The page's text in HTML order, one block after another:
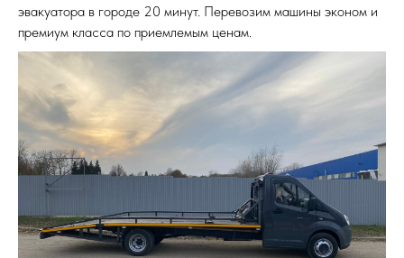
эвакуатора в городе 20 минут. Перевозим машины эконом и
премиум класса по приемлемым ценам.